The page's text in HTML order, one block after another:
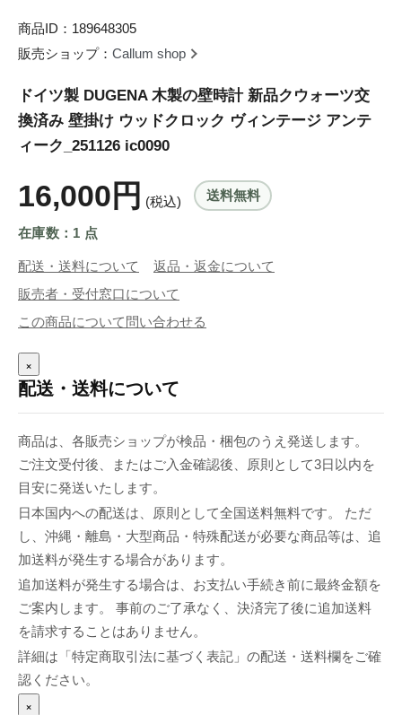
商品ID：189648305
販売ショップ： Callum shop
ドイツ製 DUGENA 木製の壁時計 新品クウォーツ交
換済み 壁掛け ウッドクロック ヴィンテージ アンテ
ィーク_251126 ic0090
16,000円 (税込) 送料無料
在庫数：1 点
配送・送料について
返品・返金について
販売者・受付窓口について
この商品について問い合わせる
×
配送・送料について
商品は、各販売ショップが検品・梱包のうえ発送します。
ご注文受付後、またはご入金確認後、原則として3日以内を
目安に発送いたします。
日本国内への配送は、原則として全国送料無料です。 ただ
し、沖縄・離島・大型商品・特殊配送が必要な商品等は、追
加送料が発生する場合があります。
追加送料が発生する場合は、お支払い手続き前に最終金額を
ご案内します。 事前のご了承なく、決済完了後に追加送料
を請求することはありません。
詳細は「特定商取引法に基づく表記」の配送・送料欄をご確
認ください。
×